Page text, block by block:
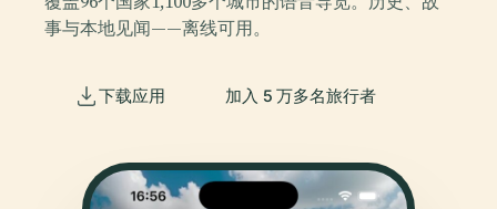
事与本地见闻——离线可用。
下载应用 加入 5 万多名旅行者